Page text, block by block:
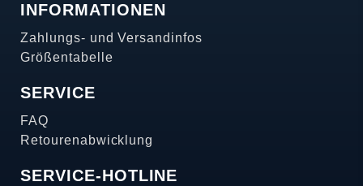
INFORMATIONEN
Zahlungs- und Versandinfos
Größentabelle
SERVICE
FAQ
Retourenabwicklung
SERVICE-HOTLINE